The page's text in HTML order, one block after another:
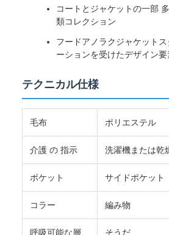
コートとジャケットの一部
類コレクション
フードアノラクジャケット
ーションを受けたデザイン要
テクニカル仕様
毛布 ポリエステル
介護 の 指示 洗濯機または乾
ポケット サイドポケット
コラー 編み物
呼吸可能な層 そうだ